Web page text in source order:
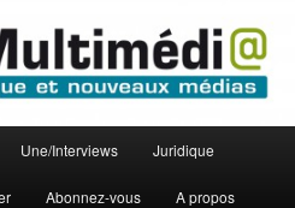
Une/Interviews Juridique
Abonnez-vous A propos